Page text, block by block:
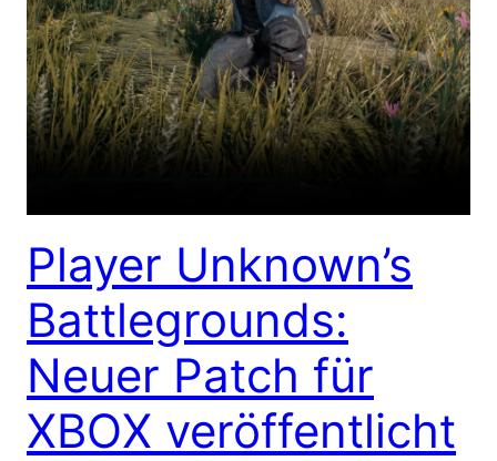
Player Unknown’s
Battlegrounds:
Neuer Patch für
XBOX veröffentlicht